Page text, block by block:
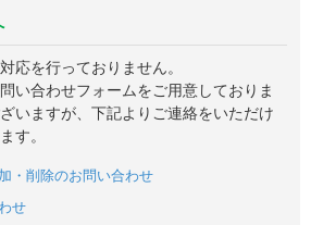
応を行っておりません。
い合わせフォームをご用意しておりま
いますが、下記よりご連絡をいただけ
す。
・削除のお問い合わせ
せ